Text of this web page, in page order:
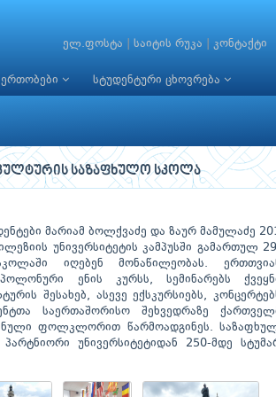
ელ.ფოსტა საიტის რუკა კონტაქტი
სტუდენტური ცხოვრება
საზაფხულო სკოლა
მარიამ ბოლქვაძე და ზაურ მამულაძე
უნივერსიტეტის კამპუსში გამართულ
იღებენ მონაწილეობას.
ენის კურსს, სემინარებს
შესახებ, ასევე ექსკურსიებს,
საერთაშორისო შეხვედრაზე
ფოლკლორით წარმოადგინეს.
უნივერსიტეტიდან 250-მდე